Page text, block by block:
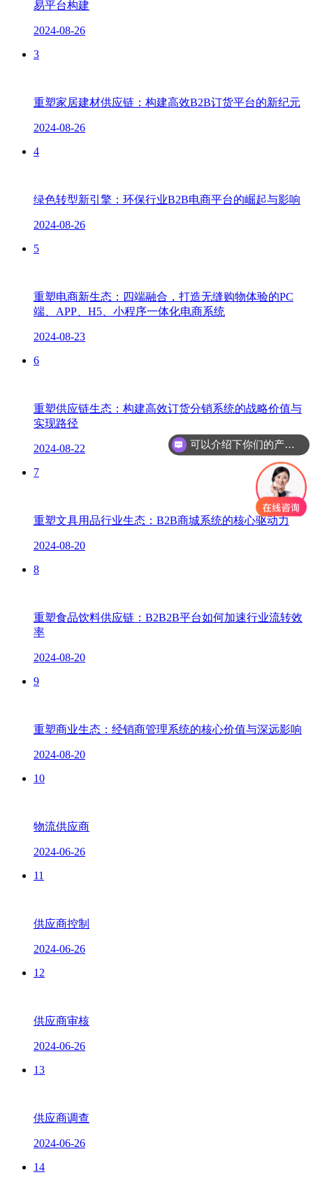
易平台构建
2024-08-26
3
重塑家居建材供应链：构建高效B2B订货平台的新纪元
2024-08-26
4
绿色转型新引擎：环保行业B2B电商平台的崛起与影响
2024-08-26
5
重塑电商新生态：四端融合，打造无缝购物体验的PC
端、APP、H5、小程序一体化电商系统
2024-08-23
6
重塑供应链生态：构建高效订货分销系统的战略价值与
实现路径
2024-08-22
7
重塑文具用品行业生态：B2B商城系统的核心驱动力
2024-08-20
8
重塑食品饮料供应链：B2B2B平台如何加速行业流转效
率
2024-08-20
9
重塑商业生态：经销商管理系统的核心价值与深远影响
2024-08-20
10
物流供应商
2024-06-26
11
供应商控制
2024-06-26
12
供应商审核
2024-06-26
13
供应商调查
2024-06-26
14
你们是怎么收费的呢？